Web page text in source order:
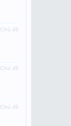
Chủ đề
Chủ đề
Chủ đề